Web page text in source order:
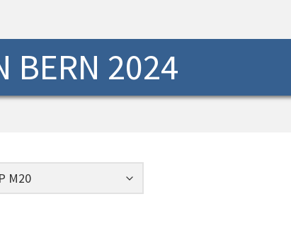
BERN 2024